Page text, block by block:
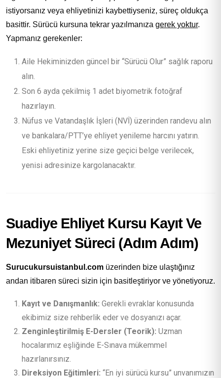
istiyorsanız veya ehliyetinizi kaybettiyseniz, süreç oldukça
basittir. Sürücü kursuna tekrar yazılmanıza gerek yoktur.
Yapmanız gerekenler:
Aile Hekiminizden güncel bir “Sürücü Olur” sağlık raporu
alın.
Son 6 ayda çekilmiş 1 adet biyometrik fotoğraf
hazırlayın.
Nüfus ve Vatandaşlık İşleri (NVİ) üzerinden randevu alın
ve bankalara/PTT’ye ehliyet yenileme harcını yatırın.
Eski ehliyetiniz yerine size geçici belge verilecek,
yenisi adresinize kargolanacaktır.
Suadiye Ehliyet Kursu Kayıt Ve
Mezuniyet Süreci (Adım Adım)
Surucukursuistanbul.com üzerinden bize ulaştığınız
andan itibaren süreci sizin için basitleştiriyor ve yönetiyoruz.
Kayıt ve Danışmanlık: Gerekli evraklar konusunda
ekibimiz size rehberlik eder ve dosyanızı açar.
Zenginleştirilmiş E-Dersler (Teorik): Uzman
hocalarımız eşliğinde E-Sınava mükemmel
hazırlanırsınız.
Direksiyon Eğitimleri: “En iyi sürücü kursu” unvanımızın